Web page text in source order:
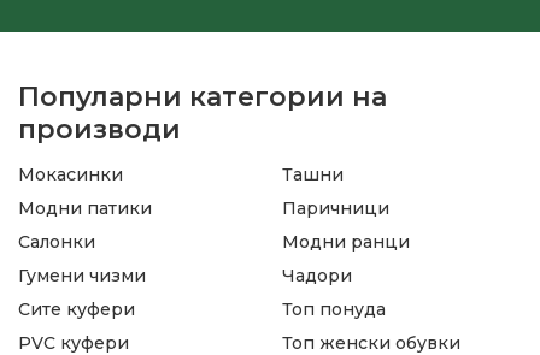
Популарни категории на
производи
Мокасинки
Модни патики
Салонки
Гумени чизми
Ташни
Паричници
Модни ранци
Чадори
Сите куфери
PVC куфери
Топ понуда
Топ женски обувки